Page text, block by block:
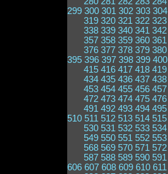
299 300 301 302 303 304
319 320 321 322 323
338 339 340 341 342
357 358 359 360 361
376 377 378 379 380
395 396 397 398 399 400
415 416 417 418 419
434 435 436 437 438
453 454 455 456 457
472 473 474 475 476
491 492 493 494 495
510 511 512 513 514 515
530 531 532 533 534
549 550 551 552 553
568 569 570 571 572
587 588 589 590 591
606 607 608 609 610 611